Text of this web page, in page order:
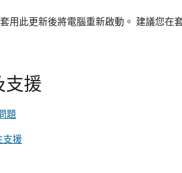
用此更新後將電腦重新啟動。 建議您在
支援
題
支援